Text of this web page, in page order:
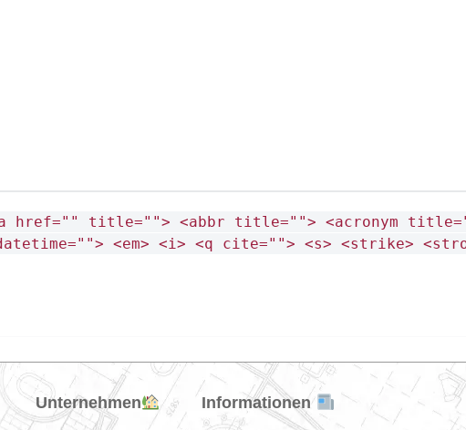
href="" title=""> <abbr title=""> <acronym
<em> <i> <q cite=""> <s> <strike>
Unternehmen Informationen